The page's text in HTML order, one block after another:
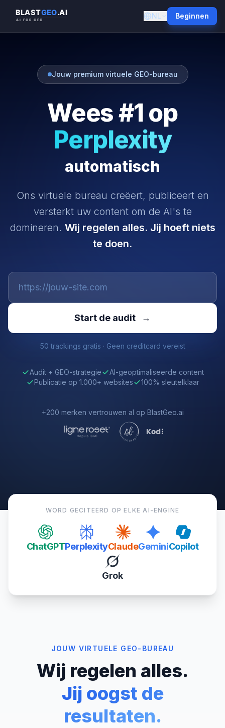
NL Beginnen
Jouw premium virtuele GEO-bureau
Wees #1 op
Gemini
Claude
Perplexity
Copilot
ChatGPT
automatisch
Ons virtuele bureau creëert, publiceert en
versterkt uw content om de AI's te
domineren. Wij regelen alles. Jij hoeft niets
te doen.
Start de audit →
50 trackings gratis · Geen creditcard vereist
Audit + GEO-strategie
AI-geoptimaliseerde content
Publicatie op 1.000+ websites
100% sleutelklaar
+200 merken vertrouwen al op BlastGeo.ai
WORD GECITEERD OP ELKE AI-ENGINE
ChatGPTPerplexityClaudeGeminiCopilot
Grok
JOUW VIRTUELE GEO-BUREAU
Wij regelen alles.
Jij oogst de
resultaten.